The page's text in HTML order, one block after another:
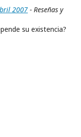
2007 - Reseñas y
su existencia?